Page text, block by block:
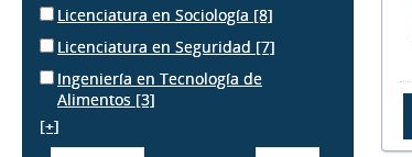
Licenciatura en Sociología [8]
Licenciatura en Seguridad [7]
Ingeniería en Tecnología de
Alimentos [3]
[+]